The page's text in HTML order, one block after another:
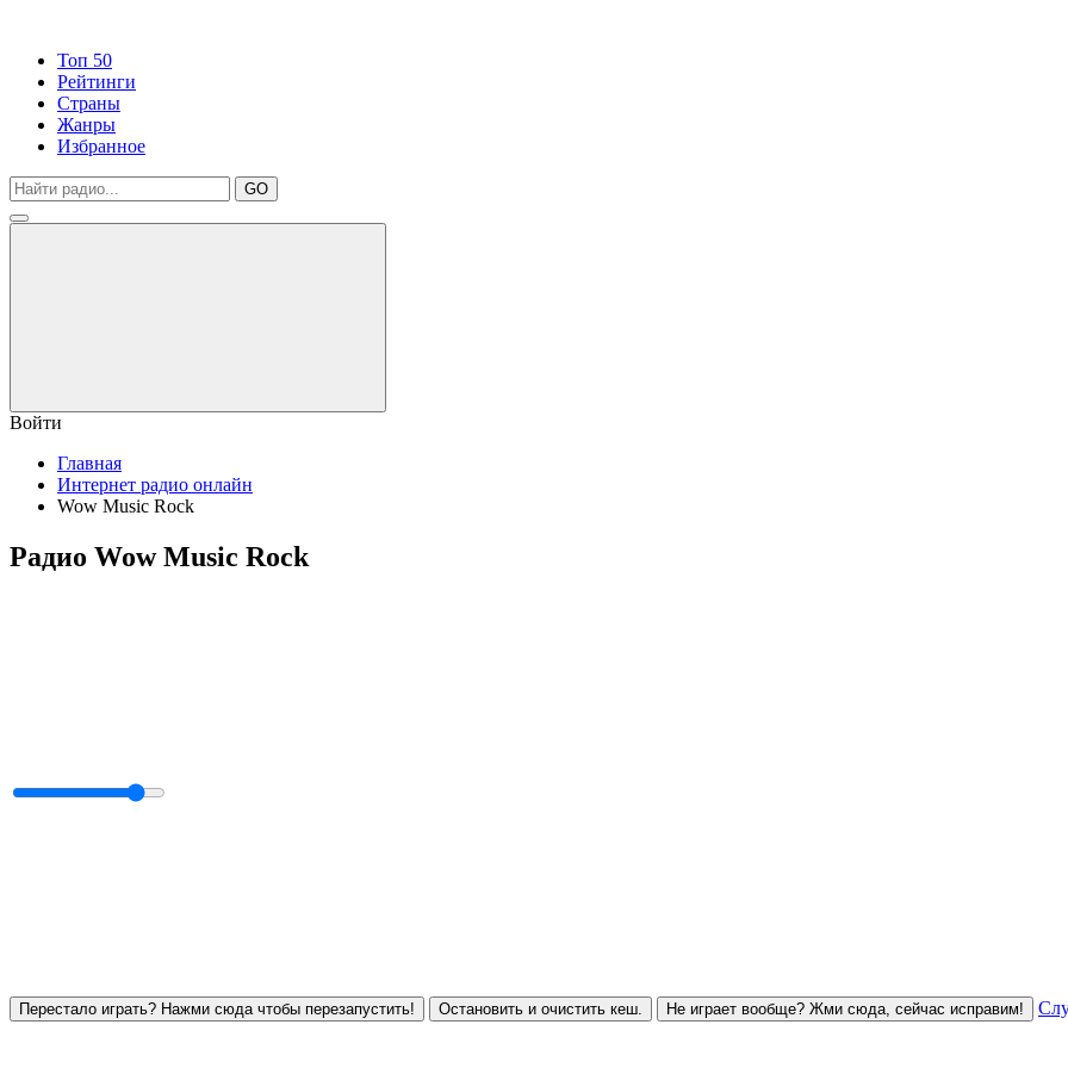
Топ 50
Рейтинги
Страны
Жанры
Избранное
GO
Войти
Главная
Интернет радио онлайн
Wow Music Rock
Радио Wow Music Rock
Перестало играть? Нажми сюда чтобы перезапустить! Остановить и очистить кеш. Не играет вообще? Жми сюда, сейчас исправим!